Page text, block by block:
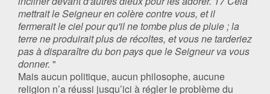
mettrait le Seigneur en colère contre vous, et il
fermerait le ciel pour qu'il ne tombe plus de pluie ; la
terre ne produirait plus de récoltes, et vous ne tarderiez
pas à disparaître du bon pays que le Seigneur va vous
donner. "
Mais aucun politique, aucun philosophe, aucune
religion n’a réussi jusqu’ici à régler le problème du